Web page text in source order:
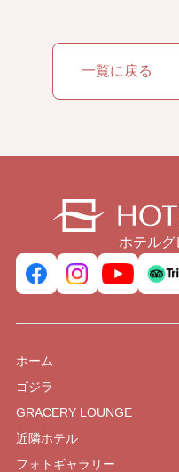
一覧に戻る
ホテル
ホーム
ゴジラ
GRACERY LOUNGE
近隣ホテル
フォトギャラリー